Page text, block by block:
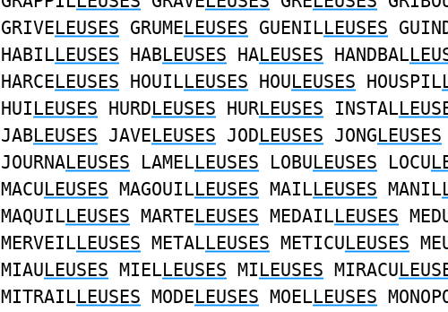
GRIVELEUSES GRUMELEUSES GUENILLEUSES
HABILLEUSES HABLEUSES HALEUSES HANDBAL
HARCELEUSES HOUILLEUSES HOULEUSES HOUSPIL
HUILEUSES HURDLEUSES HURLEUSES INSTAL
JABLEUSES JAVELEUSES JODLEUSES JONGLEUSES
JOURNALEUSES LAMELLEUSES LOBULEUSES LOCU
MACULEUSES MAGOUILLEUSES MAILLEUSES MANIL
MAQUILLEUSES MARTELEUSES MEDAILLEUSES
MERVEILLEUSES METALLEUSES METICULEUSES
MIAULEUSES MIELLEUSES MILEUSES MIRACU
MITRAILLEUSES MODELEUSES MOELLEUSES